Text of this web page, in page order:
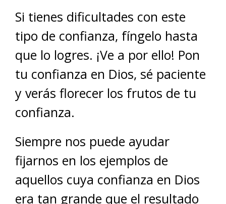
Si tienes dificultades con este
tipo de confianza, fíngelo hasta
que lo logres. ¡Ve a por ello! Pon
tu confianza en Dios, sé paciente
y verás florecer los frutos de tu
confianza.
Siempre nos puede ayudar
fijarnos en los ejemplos de
aquellos cuya confianza en Dios
era tan grande que el resultado